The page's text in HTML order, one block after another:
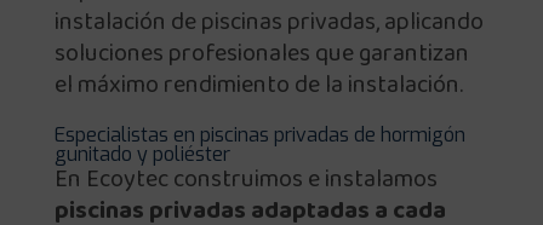
instalación de piscinas privadas, aplicando
soluciones profesionales que garantizan
el máximo rendimiento de la instalación.
Especialistas en piscinas privadas de hormigón
gunitado y poliéster
En Ecoytec construimos e instalamos
piscinas privadas adaptadas a cada